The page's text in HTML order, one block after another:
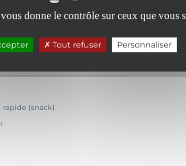
donne le contrôle sur ceux que vous
Tout refuser Personnaliser
rapide (snack)